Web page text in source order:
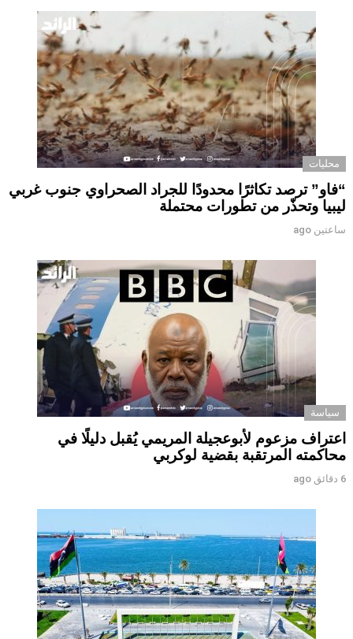
محليات
“فاو” ترصد تكاثرًا محدودًا للجراد الصحراوي جنوب غربي
ليبيا وتحذّر من تطورات محتملة
ساعتين ago
سياسة
اعتراف مزعوم لأبوعجيلة المريمي يُقبل دليلًا في
محاكمته المرتقبة بقضية لوكربي
6 دقائق ago